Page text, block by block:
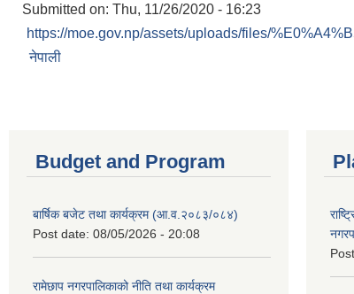
Submitted on: Thu, 11/26/2020 - 16:23
https://moe.gov.np/assets/uploads/files/
नेपाली
Budget and Program
बार्षिक बजेट तथा कार्यक्रम (आ.व.२०८३/०८४)
Post date: 08/05/2026 - 20:08
रामेछाप नगरपालिकाको नीति तथा कार्यक्रम